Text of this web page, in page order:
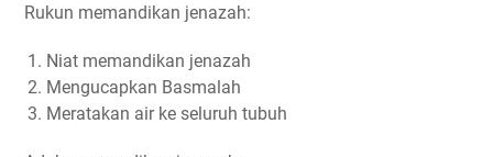
Rukun memandikan jenazah:
Niat memandikan jenazah
Mengucapkan Basmalah
Meratakan air ke seluruh tubuh